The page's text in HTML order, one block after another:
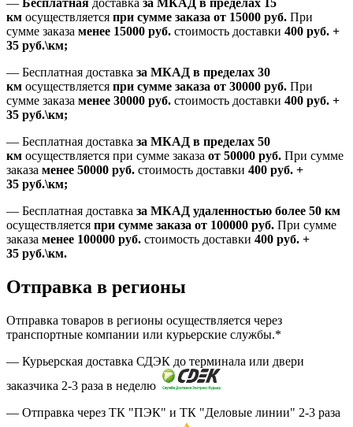
— Бесплатная доставка за МКАД в пределах 15
км осуществляется при сумме заказа от 15000 руб. При
сумме заказа менее 15000 руб. стоимость доставки 400 руб. +
35 руб.\км;
— Бесплатная доставка за МКАД в пределах 30
км осуществляется при сумме заказа от 30000 руб. При
сумме заказа менее 30000 руб. стоимость доставки 400 руб. +
35 руб.\км;
— Бесплатная доставка за МКАД в пределах 50
км осуществляется при сумме заказа от 50000 руб. При сумме
заказа менее 50000 руб. стоимость доставки 400 руб. +
35 руб.\км;
— Бесплатная доставка за МКАД удаленностью более 50 км
осуществляется при сумме заказа от 100000 руб. При сумме
заказа менее 100000 руб. стоимость доставки 400 руб. +
35 руб.\км.
Отправка в регионы
Отправка товаров в регионы осуществляется через
транспортные компании или курьерские службы.*
— Курьерская доставка СДЭК до терминала или двери
заказчика 2-3 раза в неделю
— Отправка через ТК "ПЭК" и ТК "Деловые линии" 2-3 раза